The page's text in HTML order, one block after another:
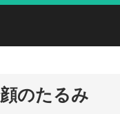
のたるみ